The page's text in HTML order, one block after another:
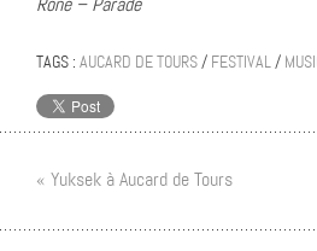
TAGS : AUCARD DE TOURS/ FESTIVAL/
« Yuksek à Aucard de Tours